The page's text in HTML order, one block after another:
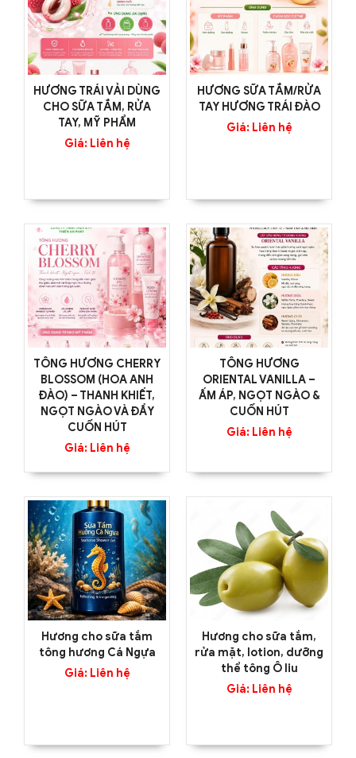
HƯƠNG TRÁI VẢI DÙNG
CHO SỮA TẮM, RỬA
TAY, MỸ PHẨM
Giá: Liên hệ
HƯƠNG SỮA TẮM/RỬA
TAY HƯƠNG TRÁI ĐÀO
Giá: Liên hệ
TÔNG HƯƠNG CHERRY
BLOSSOM (HOA ANH
ĐÀO) – THANH KHIẾT,
NGỌT NGÀO VÀ ĐẦY
CUỐN HÚT
Giá: Liên hệ
TÔNG HƯƠNG
ORIENTAL VANILLA –
ẤM ÁP, NGỌT NGÀO &
CUỐN HÚT
Giá: Liên hệ
Hương cho sữa tắm
tông hương Cá Ngựa
Giá: Liên hệ
Hương cho sữa tắm,
rửa mặt, lotion, dưỡng
thể tông Ô liu
Giá: Liên hệ